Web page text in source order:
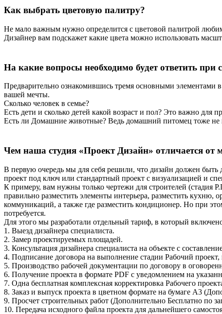
Как выбрать цветовую палитру?
Не мало важным нужно определится с цветовой палитрой
Дизайнер вам подскажет какие цвета можно использовать
На какие вопросы необходимо будет ответить при
Предварительно ознакомившись тремя основными элементами
вашей мечты.
Сколько человек в семье?
Есть дети и сколько детей какой возраст и пол? Это важно для
Есть ли Домашние животные? Ведь домашний питомец тоже не
Чем наша студия «Проект Дизайн» отличается от
В первую очередь мы для себя решили, что дизайн должен
проект под ключ или стандартный проект с визуализацией и
К примеру, вам нужны только чертежи для строителей (стадия
правильно разместить элементы интерьера, разместить кухню,
коммуникаций, а также где разместить кондиционер. Но при
потребуется.
Для этого мы разработали отдельный тариф, в который
1. Выезд дизайнера специалиста.
2. Замер проектируемых площадей.
3. Консультация дизайнера специалиста на объекте с
4. Подписание договора на выполнение стадии Рабочий проект,
5. Производство рабочей документации по договору в
6. Получение проекта в формате PDF с уведомлением на
7. Одна бесплатная комплексная корректировка Рабочего
8. Заказ и выпуск проекта в цветном формате на бумаге А3
9. Просчет строительных работ (Дополнительно Бесплатно по
10. Передача исходного файла проекта для дальнейшего